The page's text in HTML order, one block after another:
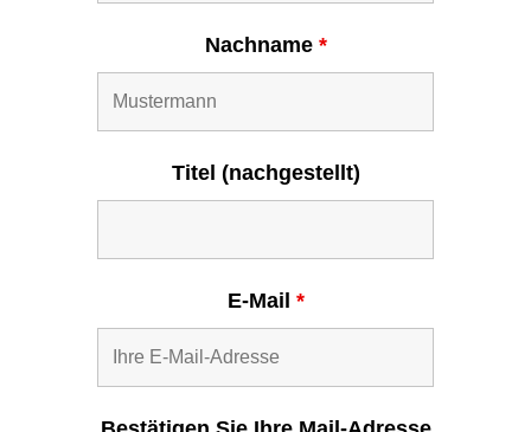
Nachname *
Titel (nachgestellt)
E-Mail *